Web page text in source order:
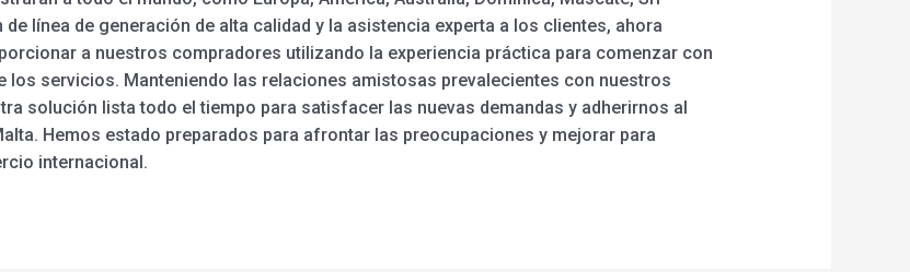
línea de generación de alta calidad y la asistencia experta a los clientes, ahora
a nuestros compradores utilizando la experiencia práctica para comenzar con
los servicios. Manteniendo las relaciones amistosas prevalecientes con nuestros
solución lista todo el tiempo para satisfacer las nuevas demandas y adherirnos al
Hemos estado preparados para afrontar las preocupaciones y mejorar para
internacional.